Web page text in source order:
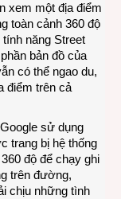
Street
View
xem một địa điểm
toàn cảnh 360 độ
năng Street
bản đồ của
có thể ngao du,
điểm trên cả
sử dụng
trang bị hệ thống
độ để chạy ghi
trên đường,
chịu những tình